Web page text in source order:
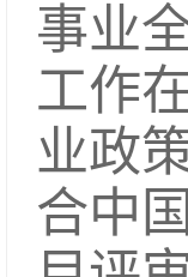
事业
工作
业政
合中